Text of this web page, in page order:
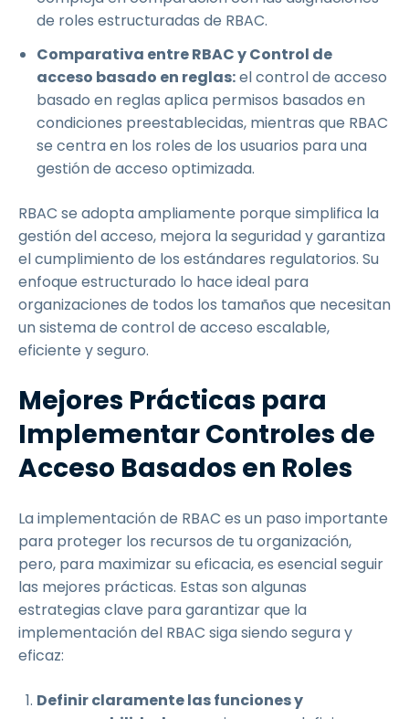
de roles estructuradas de RBAC.
Comparativa entre RBAC y Control de
acceso basado en reglas:el control de acceso
basado en reglas aplica permisos basados en
condiciones preestablecidas, mientras que RBAC
se centra en los roles de los usuarios para una
gestión de acceso optimizada.
RBAC se adopta ampliamente porque simplifica la
gestión del acceso, mejora la seguridad y garantiza
el cumplimiento de los estándares regulatorios. Su
enfoque estructurado lo hace ideal para
organizaciones de todos los tamaños que necesitan
un sistema de control de acceso escalable,
eficiente y seguro.
Mejores Prácticas para
Implementar Controles de
Acceso Basados en Roles
La implementación de RBAC es un paso importante
para proteger los recursos de tu organización,
pero, para maximizar su eficacia, es esencial seguir
las mejores prácticas. Estas son algunas
estrategias clave para garantizar que la
implementación del RBAC siga siendo segura y
eficaz:
Definir claramente las funciones y